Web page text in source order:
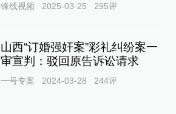
锋线视频 2025-03-25 295评
山西“订婚强奸案”彩礼纠纷案一
审宣判：驳回原告诉讼请求
一号专案 2024-03-28 244评